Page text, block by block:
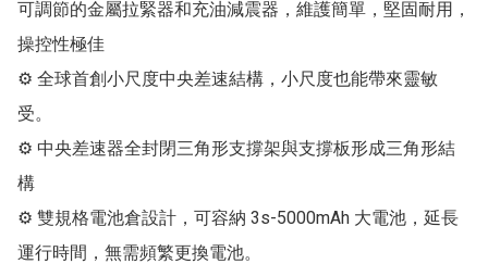
可調節的金屬拉緊器和充油減震器，維護簡單，堅固耐用，
操控性極佳
⚙ 全球首創小尺度中央差速結構，小尺度也能帶來靈敏
受。
⚙ 中央差速器全封閉三角形支撐架與支撐板形成三角形結
構
⚙ 雙規格電池倉設計，可容納 3s-5000mAh 大電池，延長
運行時間，無需頻繁更換電池。